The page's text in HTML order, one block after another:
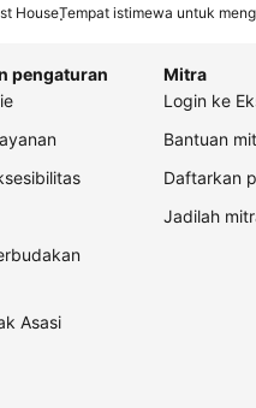
HouseTempat istimewa untuk
pengaturan
Asasi
Mitra
Login ke
Bantuan
Daftarkan
Jadilah